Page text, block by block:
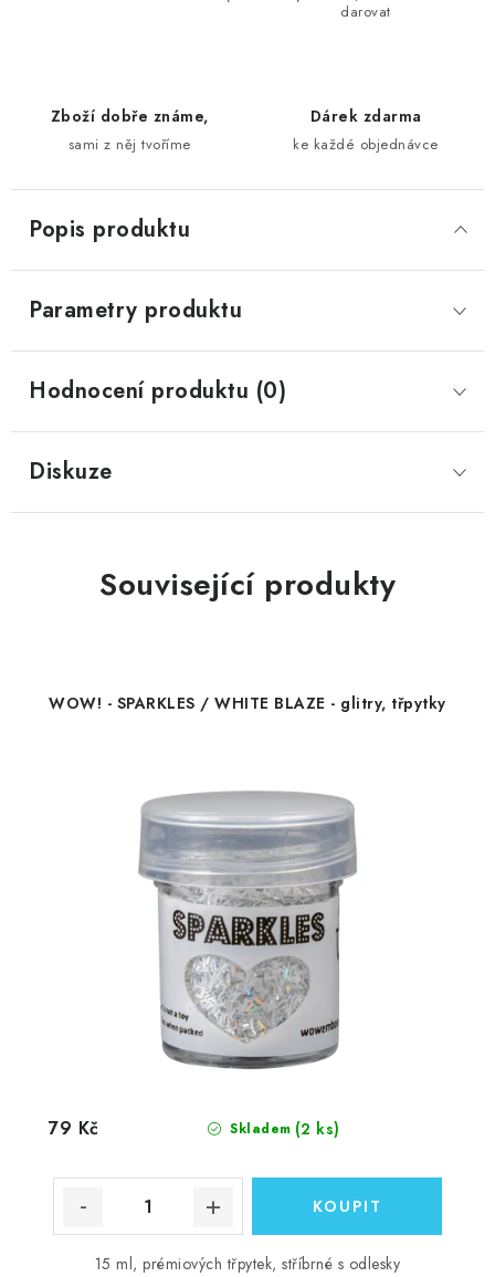
darovat
Zboží dobře známe,
sami z něj tvoříme
Dárek zdarma
ke každé objednávce
Popis produktu
Parametry produktu
Hodnocení produktu (0)
Diskuze
Související produkty
WOW! - SPARKLES / WHITE BLAZE - glitry, třpytky
Skladem (2 ks)
79 Kč
15 ml, prémiových třpytek, stříbrné s odlesky